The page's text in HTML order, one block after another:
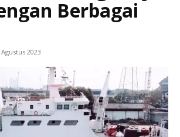
Berbagai
2023